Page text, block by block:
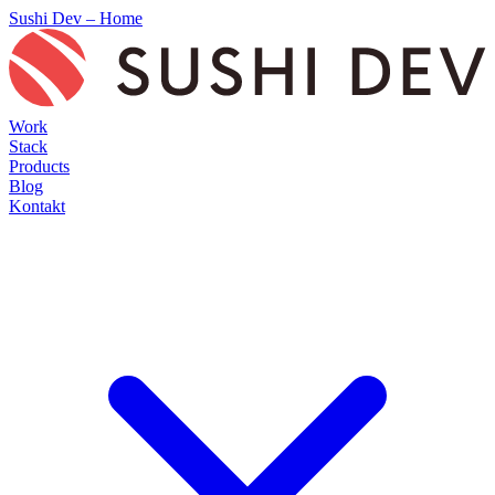
Sushi Dev – Home
Work
Stack
Products
Blog
Kontakt